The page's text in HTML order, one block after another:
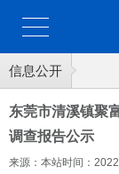
信息公开
东莞市清溪镇聚
调查报告公示
来源：本站时间：